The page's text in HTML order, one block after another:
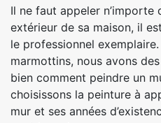
Il ne faut appeler
extérieur de sa maison, il
le professionnel
marmottins, nous avons
bien comment peindre un
choisissons la peinture à
mur et ses années